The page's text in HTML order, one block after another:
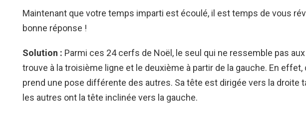
Maintenant que votre temps imparti est écoulé, il est temps de vous
bonne réponse !
Solution : Parmi ces 24 cerfs de Noël, le seul qui ne ressemble pas
trouve à la troisième ligne et le deuxième à partir de la gauche. En effet,
prend une pose différente des autres. Sa tête est dirigée vers la droite
les autres ont la tête inclinée vers la gauche.